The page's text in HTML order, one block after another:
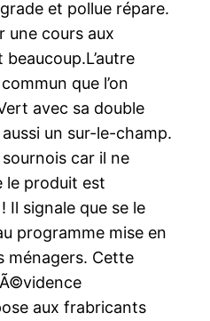
et pollue répare.
une cours aux
que l’on
avec sa double
un sur-le-champ.
sournois car il ne
le produit est
Il signale que se le
programme mise en
ménagers. Cette
aux frabricants